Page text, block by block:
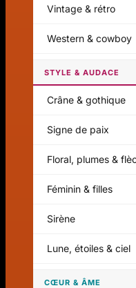
Vintage & rétro
Western & cowboy
STYLE & AUDACE
Crâne & gothique
Signe de paix
Floral, plumes &
Féminin & filles
Sirène
Lune, étoiles & ciel
CŒUR & ÂME